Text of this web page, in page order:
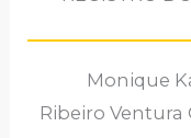
Monique
Ribeiro Ventura